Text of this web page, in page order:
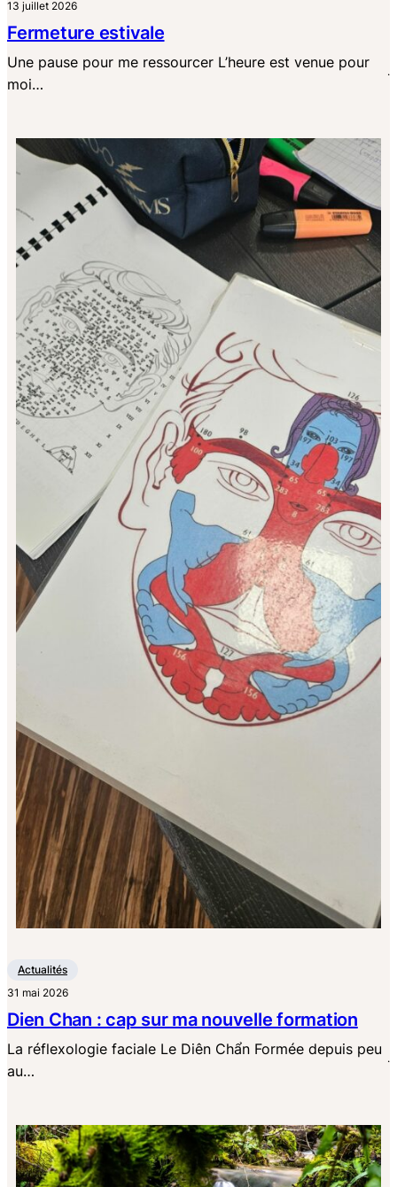
13 juillet 2026
Fermeture estivale
Une pause pour me ressourcer L’heure est venue pour
moi…
·
Actualités
31 mai 2026
Dien Chan : cap sur ma nouvelle formation
La réflexologie faciale Le Diên Chẩn Formée depuis peu
au…
·